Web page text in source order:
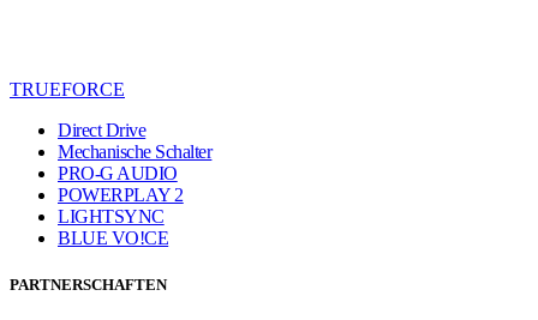
TRUEFORCE
Direct Drive
Mechanische Schalter
PRO-G AUDIO
POWERPLAY 2
LIGHTSYNC
BLUE VO!CE
PARTNERSCHAFTEN